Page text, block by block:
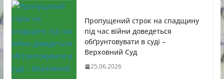
Пропущений строк на спадщину
під час війни доведеться
обґрунтовувати в суді –
Верховний Суд
25.06.2026